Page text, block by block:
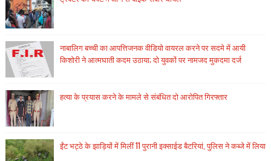
नाबालिग बच्ची का आपत्तिजनक वीडियो वायरल करने पर सदमे में आयी
किशोरी ने आत्मघाती कदम उठाया; दो युवकों पर नामजद मुकदमा दर्ज
हत्या के प्रयास करने के मामले से संबंधित दो आरोपित गिरफ्तार
ईंट भट्ठे के झाड़ियों में मिलीं 11 पुरानी इक्साईड बैटरियां, पुलिस ने कब्जे में लिया